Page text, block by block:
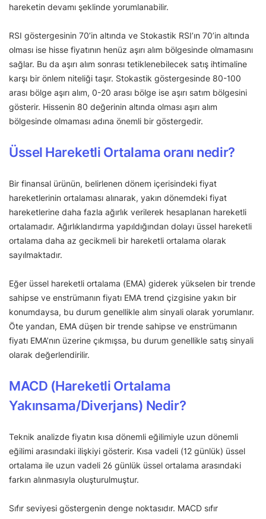
hareketin devamı şeklinde yorumlanabilir.
RSI göstergesinin 70’in altında ve Stokastik RSI’ın 70’in altında
olması ise hisse fiyatının henüz aşırı alım bölgesinde olmamasını
sağlar. Bu da aşırı alım sonrası tetiklenebilecek satış ihtimaline
karşı bir önlem niteliği taşır. Stokastik göstergesinde 80-100
arası bölge aşırı alım, 0-20 arası bölge ise aşırı satım bölgesini
gösterir. Hissenin 80 değerinin altında olması aşırı alım
bölgesinde olmaması adına önemli bir göstergedir.
Üssel Hareketli Ortalama oranı nedir?
Bir finansal ürünün, belirlenen dönem içerisindeki fiyat
hareketlerinin ortalaması alınarak, yakın dönemdeki fiyat
hareketlerine daha fazla ağırlık verilerek hesaplanan hareketli
ortalamadır. Ağırlıklandırma yapıldığından dolayı üssel hareketli
ortalama daha az gecikmeli bir hareketli ortalama olarak
sayılmaktadır.
Eğer üssel hareketli ortalama (EMA) giderek yükselen bir trende
sahipse ve enstrümanın fiyatı EMA trend çizgisine yakın bir
konumdaysa, bu durum genellikle alım sinyali olarak yorumlanır.
Öte yandan, EMA düşen bir trende sahipse ve enstrümanın
fiyatı EMA’nın üzerine çıkmışsa, bu durum genellikle satış sinyali
olarak değerlendirilir.
MACD (Hareketli Ortalama
Yakınsama/Diverjans) Nedir?
Teknik analizde fiyatın kısa dönemli eğilimiyle uzun dönemli
eğilimi arasındaki ilişkiyi gösterir. Kısa vadeli (12 günlük) üssel
ortalama ile uzun vadeli 26 günlük üssel ortalama arasındaki
farkın alınmasıyla oluşturulmuştur.
Sıfır seviyesi göstergenin denge noktasıdır. MACD sıfır